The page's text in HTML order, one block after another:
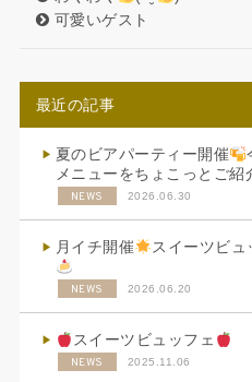
可愛いゲスト
最近の記事
夏のビアパーティー開催
メニューをちょこっとご紹
NEWS 2026.06.30
月イチ開催 スイーツビュ
NEWS 2026.06.20
スイーツビュッフェ
NEWS 2025.11.06